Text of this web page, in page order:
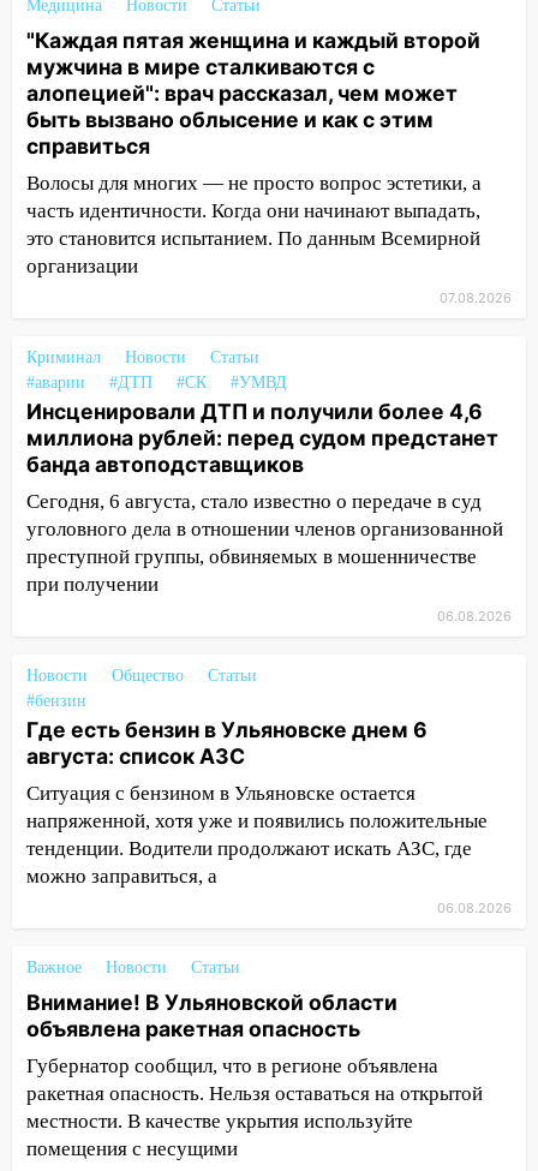
«УльяновскФармации» за махинации на
3,2 млн рублей
16:09
Ветераны легкой атлетики из
Ульяновска успешно выступили на
Чемпионате России
16:02 В Ульяновской области убрали
более 28% площадей зерновых и
зернобобовых культур
15:51 Бросила кирпич в жену брата: в
Ульяновской области завели дело на
15:47
На улице Радищева сбили
курьера: крупная авария в Ульяновске
15:15 Проводил до квартиры и ограбил:
новый кавалер женщины оказался
рецидивистом
14:26
В Ульяновске ограничат движение
по улице Ефремова
повысят зарплату
14:01
более 4,6 миллиона рублей: перед
судом предстанет банда
автоподставщиков
13:36 В Инзе произошел крупный пожар
13:00
В суде защитили репутацию
животными
12:28 Миллион на «льготниках»: в
Ульяновской области перевозчик
провернул хитрую схему с чужими
проездными
12:10 Ульяновский алиментщик накопил
120 тысяч долга
Медицина Новости Статьи
"Каждая пятая женщина и каждый второй
мужчина в мире сталкиваются с
алопецией": врач рассказал, чем может
быть вызвано облысение и как с этим
справиться
Волосы для многих — не просто вопрос эстетики, а
часть идентичности. Когда они начинают выпадать,
это становится испытанием. По данным Всемирной
организации
07.08.2026
Криминал Новости
Статьи
#аварии
#ДТП #СК #УМВД
Инсценировали ДТП и получили более 4,6
миллиона рублей: перед судом предстанет
банда автоподставщиков
Сегодня, 6 августа, стало известно о передаче в суд
уголовного дела в отношении членов организованной
преступной группы, обвиняемых в мошенничестве
при получении
06.08.2026
Новости Общество
Статьи
#бензин
Где есть бензин в Ульяновске днем 6
августа: список АЗС
Ситуация с бензином в Ульяновске остается
напряженной, хотя уже и появились положительные
тенденции. Водители продолжают искать АЗС, где
можно заправиться, а
06.08.2026
Важное Новости Статьи
Внимание! В Ульяновской области
объявлена ракетная опасность
Губернатор сообщил, что в регионе объявлена
ракетная опасность. Нельзя оставаться на открытой
местности. В качестве укрытия используйте
помещения с несущими